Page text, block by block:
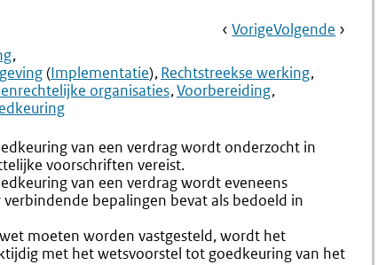
Book
Ga
VorigePagina:
8.3
Voorbereiding
Van
Goedkeuring
Implementatie
(8.9-
Ga
Volgende Pagina:
(Implementatie) Rechtstreekse werking
organisaties Voorbereiding
van een verdrag wordt onderzocht in
voorschriften vereist.
van een verdrag wordt eveneens
bepalingen bevat als bedoeld in
moeten worden vastgesteld, wordt het
met het wetsvoorstel tot goedkeuring van het